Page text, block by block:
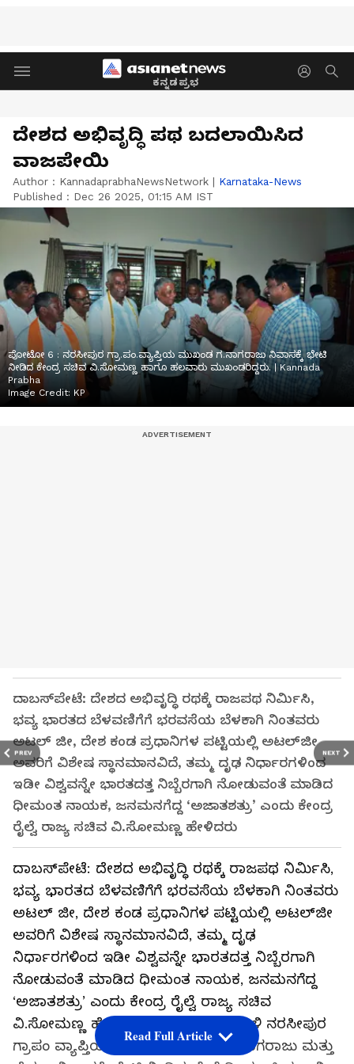
ಕನ್ನಡಪ್ರಭ
PREV NEXT
ದೇಶದ ಅಭಿವೃದ್ಧಿ ಪಥ ಬದಲಾಯಿಸಿದ
ವಾಜಪೇಯಿ
Author : KannadaprabhaNewsNetwork | Karnataka-News
Published : Dec 26 2025, 01:15 AM IST
ಪೋಟೋ 6 : ನರಸೀಪುರ ಗ್ರಾ.ಪಂ.ವ್ಯಾಪ್ತಿಯ ಮುಖಂಡ ಗ.ನಾಗರಾಜು ನಿವಾಸಕ್ಕೆ ಭೇಟಿ
ನೀಡಿದ ಕೇಂದ್ರ ಸಚಿವ ವಿ.ಸೋಮಣ್ಣ ಹಾಗೂ ಹಲವಾರು ಮುಖಂಡರಿದ್ದರು. | Kannada
Prabha
Image Credit: KP
ದಾಬಸ್‍ಪೇಟೆ: ದೇಶದ ಅಭಿವೃದ್ಧಿ ರಥಕ್ಕೆ ರಾಜಪಥ ನಿರ್ಮಿಸಿ,
ಭವ್ಯ ಭಾರತದ ಬೆಳವಣಿಗೆಗೆ ಭರವಸೆಯ ಬೆಳಕಾಗಿ ನಿಂತವರು
ಅಟಲ್‍ ಜೀ, ದೇಶ ಕಂಡ ಪ್ರಧಾನಿಗಳ ಪಟ್ಟಿಯಲ್ಲಿ ಅಟಲ್‍ಜೀ
ಅವರಿಗೆ ವಿಶೇಷ ಸ್ಥಾನಮಾನವಿದೆ, ತಮ್ಮ ದೃಢ ನಿರ್ಧಾರಗಳಿಂದ
ಇಡೀ ವಿಶ್ವವನ್ನೇ ಭಾರತದತ್ತ ನಿಬ್ಬೆರಗಾಗಿ ನೋಡುವಂತೆ ಮಾಡಿದ
ಧೀಮಂತ ನಾಯಕ, ಜನಮನಗೆದ್ದ ‘ಅಜಾತಶತ್ರು’ ಎಂದು ಕೇಂದ್ರ
ರೈಲ್ವೆ ರಾಜ್ಯ ಸಚಿವ ವಿ.ಸೋಮಣ್ಣ ಹೇಳಿದರು
ದಾಬಸ್‍ಪೇಟೆ: ದೇಶದ ಅಭಿವೃದ್ಧಿ ರಥಕ್ಕೆ ರಾಜಪಥ ನಿರ್ಮಿಸಿ,
ಭವ್ಯ ಭಾರತದ ಬೆಳವಣಿಗೆಗೆ ಭರವಸೆಯ ಬೆಳಕಾಗಿ ನಿಂತವರು
ಅಟಲ್‍ ಜೀ, ದೇಶ ಕಂಡ ಪ್ರಧಾನಿಗಳ ಪಟ್ಟಿಯಲ್ಲಿ ಅಟಲ್‍ಜೀ
ಅವರಿಗೆ ವಿಶೇಷ ಸ್ಥಾನಮಾನವಿದೆ, ತಮ್ಮ ದೃಢ
ನಿರ್ಧಾರಗಳಿಂದ ಇಡೀ ವಿಶ್ವವನ್ನೇ ಭಾರತದತ್ತ ನಿಬ್ಬೆರಗಾಗಿ
ನೋಡುವಂತೆ ಮಾಡಿದ ಧೀಮಂತ ನಾಯಕ, ಜನಮನಗೆದ್ದ
‘ಅಜಾತಶತ್ರು’ ಎಂದು ಕೇಂದ್ರ ರೈಲ್ವೆ ರಾಜ್ಯ ಸಚಿವ
ವಿ.ಸೋಮಣ್ಣ ಹೇಳಿದರು.ಸೋಂಪುರ ಹೋಬಳಿ ನರಸೀಪುರ
ಗ್ರಾಪಂ ವ್ಯಾಪ್ತಿಯ ಬಿಜೆಪಿ ಕಾರ್ಯಕರ್ತ ಗ.ನಾಗರಾಜು ಮತ್ತು
Read Full Article